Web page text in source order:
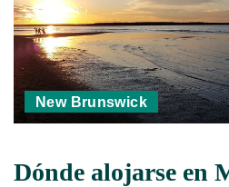
New Brunswick
Dónde alojarse en